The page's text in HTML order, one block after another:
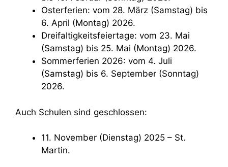
Osterferien: vom 28. März (Samstag) bis
6. April (Montag) 2026.
Dreifaltigkeitsfeiertage: vom 23. Mai
(Samstag) bis 25. Mai (Montag) 2026.
Sommerferien 2026: vom 4. Juli
(Samstag) bis 6. September (Sonntag)
2026.
Auch Schulen sind geschlossen:
11. November (Dienstag) 2025 – St.
Martin.